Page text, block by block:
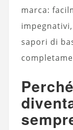
marca:
sapori di